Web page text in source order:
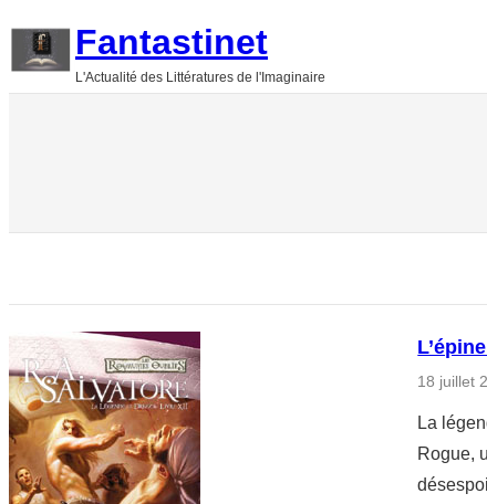
Fantastinet
L'Actualité des Littératures de l'Imaginaire
18 juillet
La
Rogue,